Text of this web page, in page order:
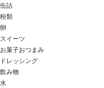
缶詰
粉類
卵
スイーツ
お菓子おつまみ
ドレッシング
飲み物
水